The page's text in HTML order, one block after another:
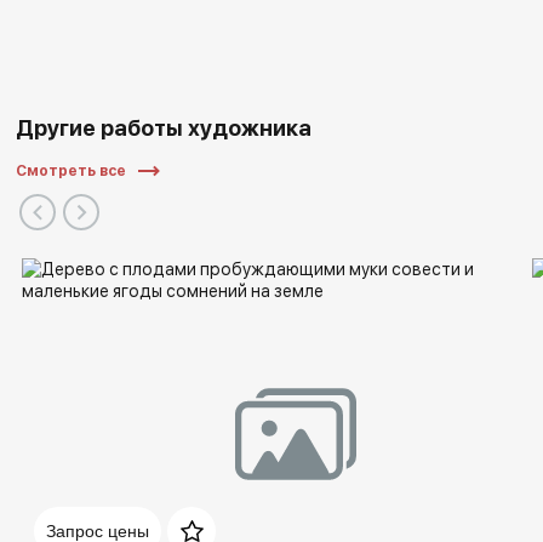
Другие работы художника
Смотреть все
Запрос цены